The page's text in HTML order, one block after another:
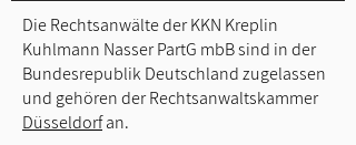
Die Rechtsanwälte der KKN Kreplin
Kuhlmann Nasser PartG mbB sind in der
Bundesrepublik Deutschland zugelassen
und gehören der Rechtsanwaltskammer
Düsseldorfan.